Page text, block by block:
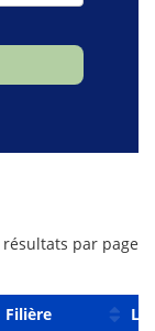
résultats par page
Filière